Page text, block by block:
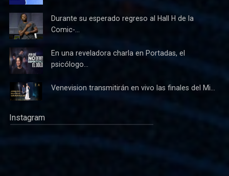
Durante su esperado regreso al Hall H de la
Comic-...
En una reveladora charla en Portadas, el
psicólogo...
Venevision transmitirán en vivo las finales del Mi...
Instagram